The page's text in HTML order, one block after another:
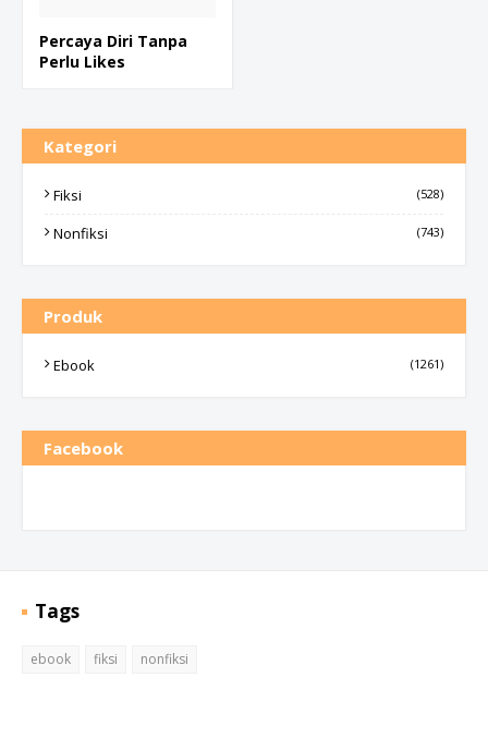
Percaya Diri Tanpa
Perlu Likes
Kategori
Fiksi (528)
Nonfiksi (743)
Produk
Ebook (1261)
Facebook
Tags
ebook fiksi nonfiksi